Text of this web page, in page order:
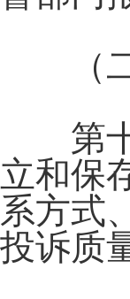
（二
第十
立和保
系方式
投诉质